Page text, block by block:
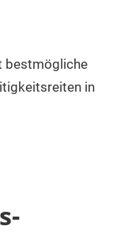
bestmögliche
in